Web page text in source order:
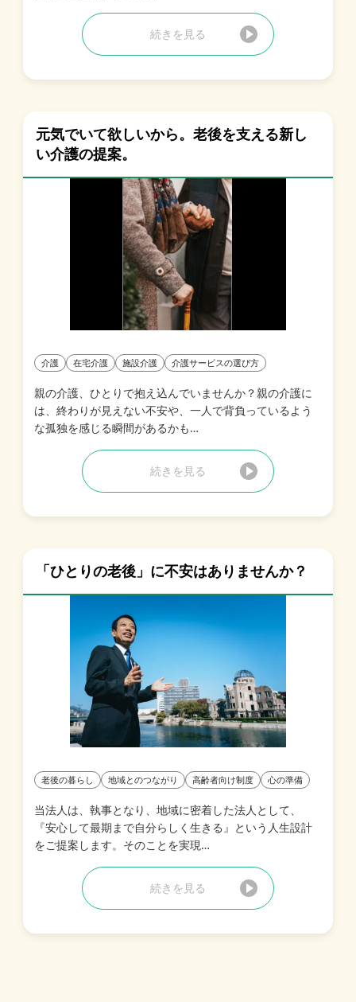
続きを見る
元気でいて欲しいから。老後を支える新し
い介護の提案。
介護 在宅介護 施設介護 介護サービスの選び方
親の介護、ひとりで抱え込んでいませんか？親の介護に
は、終わりが見えない不安や、一人で背負っているよう
な孤独を感じる瞬間があるかも…
続きを見る
「ひとりの老後」に不安はありませんか？
老後の暮らし 地域とのつながり 高齢者向け制度 心の準備
当法人は、執事となり、地域に密着した法人として、
『安心して最期まで自分らしく生きる』という人生設計
をご提案します。そのことを実現…
続きを見る